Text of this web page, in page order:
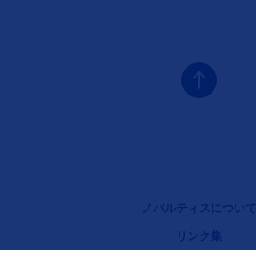
Legal [Footer Second]ノバルティスについて
リンク集